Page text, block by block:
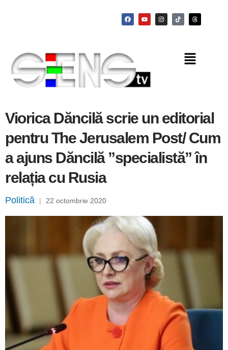
Viorica Dăncilă scrie un editorial
pentru The Jerusalem Post/ Cum
a ajuns Dăncilă ”specialistă” în
relația cu Rusia
Politică | 22 octombrie 2020